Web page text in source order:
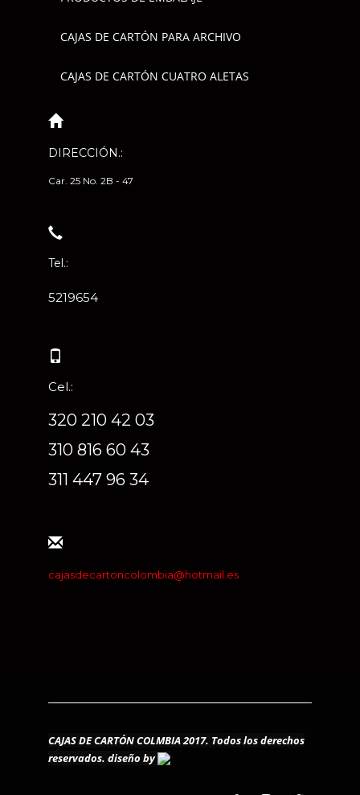
CAJAS DE CARTÓN PARA ARCHIVO
CAJAS DE CARTÓN CUATRO ALETAS
DIRECCIÓN.:
Car. 25 No. 2B - 47
Tel.:
5219654
Cel.:
320 210 42 03
310 816 60 43
311 447 96 34
cajasdecartoncolombia@hotmail.es
CAJAS DE CARTÓN COLMBIA 2017. Todos los derechos
reservados. diseño by